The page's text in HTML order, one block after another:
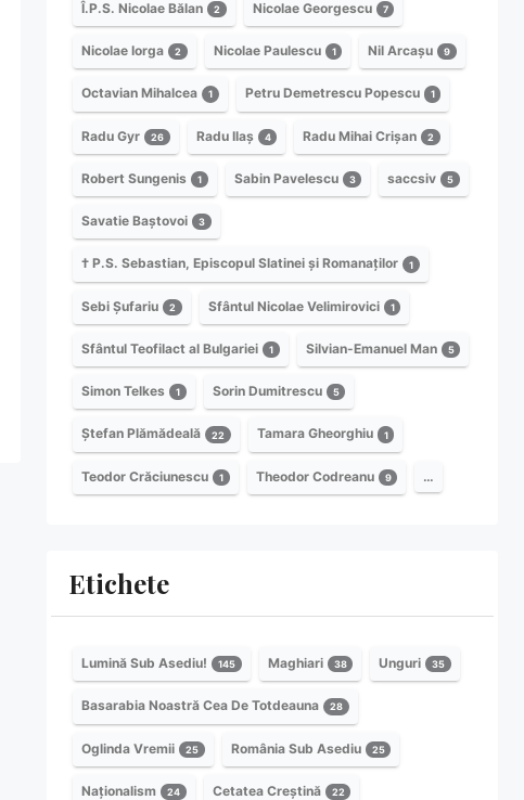
Î.P.S. Nicolae Bălan 2 Nicolae Georgescu 7
Nicolae Iorga 2 Nicolae Paulescu 1 Nil Arcașu 9
Octavian Mihalcea 1 Petru Demetrescu Popescu 1
Radu Gyr 26 Radu Ilaș 4 Radu Mihai Crișan 2
Robert Sungenis 1 Sabin Pavelescu 3 saccsiv 5
Savatie Baștovoi 3
† P.S. Sebastian, Episcopul Slatinei și Romanaților 1
Sebi Șufariu 2 Sfântul Nicolae Velimirovici 1
Sfântul Teofilact al Bulgariei 1 Silvian-Emanuel Man 5
Simon Telkes 1 Sorin Dumitrescu 5
Ștefan Plămădeală 22 Tamara Gheorghiu 1
Teodor Crăciunescu 1 Theodor Codreanu 9 …
Etichete
Lumină Sub Asediu! 145 Maghiari 38 Unguri 35
Basarabia Noastră Cea De Totdeauna 28
Oglinda Vremii 25 România Sub Asediu 25
Naționalism 24 Cetatea Creștină 22